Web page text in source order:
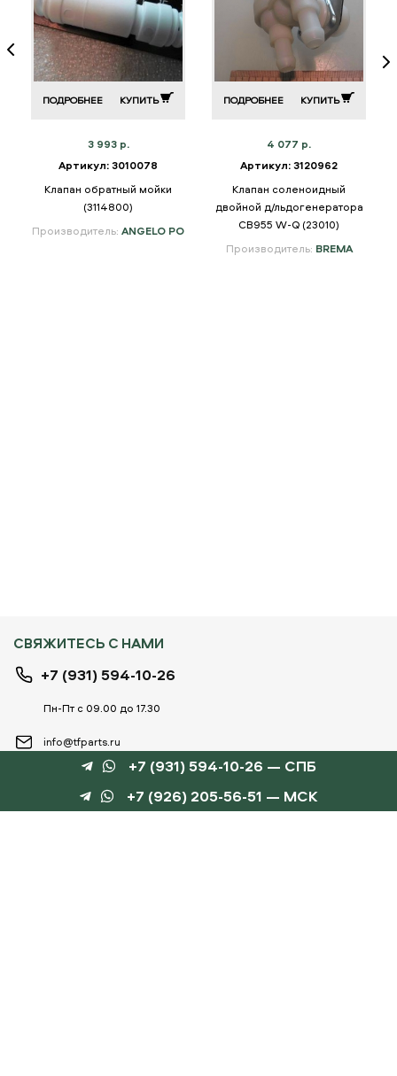
ПОДРОБНЕЕ КУПИТЬ
3 993 р.
Артикул: 3010078
Клапан обратный мойки
(3114800)
Производитель: ANGELO PO
ПОДРОБНЕЕ КУПИТЬ
4 077 р.
Артикул: 3120962
Клапан соленоидный
двойной д/льдогенератора
CB955 W-Q (23010)
Производитель: BREMA
СВЯЖИТЕСЬ С НАМИ
+7 (931) 594-10-26
Пн-Пт с 09.00 до 17.30
info@tfparts.ru
ТЕХНОБОКС
+7 (931) 594-10-26 — СПБ
+7 (926) 205-56-51 — МСК